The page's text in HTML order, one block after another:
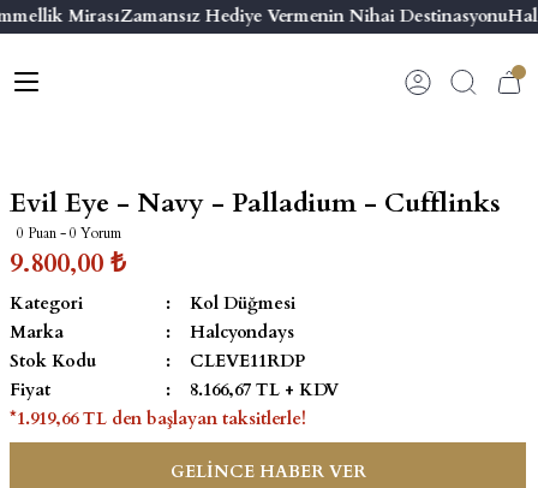
MirasıZamansız Hediye Vermenin Nihai Destinasyonu
Geri Dön
Geri Dön
ve Aksesuarlar
Mum
Geri Dön
Geri Dön
Seriler
Elephant
Evil Eye - Navy - Palladium - Cufflinks
0 Puan - 0 Yorum
9.800,00 ₺
Kategori
Kol Düğmesi
Marka
Halcyondays
Stok Kodu
CLEVE11RDP
Fiyat
8.166,67 TL + KDV
*1.919,66 TL den başlayan taksitlerle!
GELİNCE HABER VER